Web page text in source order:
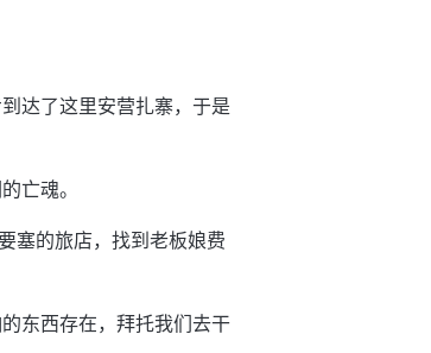
达了这里安营扎寨，于是
亡魂。
塞的旅店，找到老板娘费
东西存在，拜托我们去干